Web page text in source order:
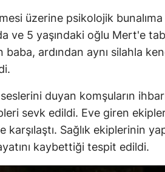
üzerine psikolojik
ve 5 yaşındaki oğlu Mert'e
ardından aynı silahla
duyan komşuların
sevk edildi. Eve giren
karşılaştı. Sağlık ekiplerinin
kaybettiği tespit edildi.